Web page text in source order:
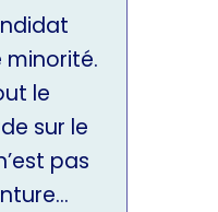
minorité.
le
sur le
pas